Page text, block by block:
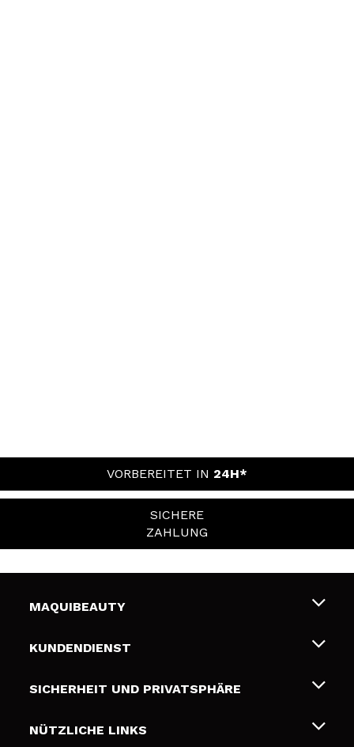
VORBEREITET IN 24H*
SICHERE
ZAHLUNG
MAQUIBEAUTY
Über uns
Geschenkkarten
KUNDENDIENST
Liefer- und Versandkosten
Zahlung
SICHERHEIT UND PRIVATSPHÄRE
Bedingungen und Datenschutz
NÜTZLICHE LINKS